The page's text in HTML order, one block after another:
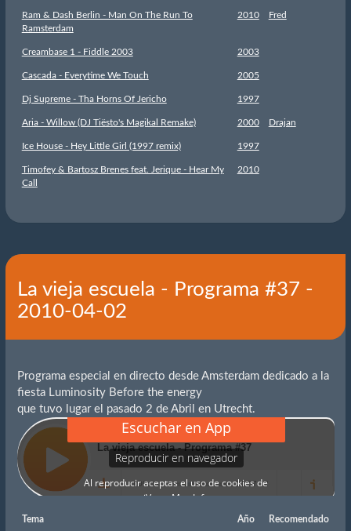
Ram & Dash Berlin - Man On The Run To
Ramsterdam
2010 Fred
Creambase 1 - Fiddle 2003 2003
Cascada - Everytime We Touch 2005
Dj Supreme - Tha Horns Of Jericho 1997
Aria - Willow (DJ Tiësto's Magikal Remake) 2000 Drajan
Ice House - Hey Little Girl (1997 remix) 1997
Timofey & Bartosz Brenes feat. Jerique - Hear My
Call
2010
La vieja escuela - Programa #37 -
2010-04-02
Programa especial en directo desde Amsterdam dedicado a la
fiesta Luminosity Before the energy
que tuvo lugar el pasado 2 de Abril en Utrecht.
Tema Año Recomendado